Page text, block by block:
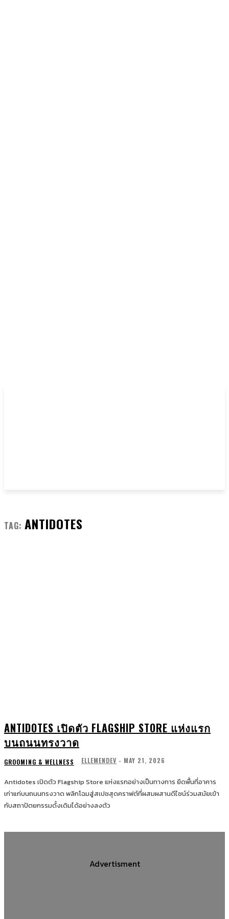
TAG: ANTIDOTES
ANTIDOTES เปิดตัว FLAGSHIP STORE แห่งแรก
บนถนนทรงวาด
GROOMING & WELLNESS ELLEMENDEV - MAY 21, 2026
Antidotes เปิดตัว Flagship Store แห่งแรกอย่างเป็นทางการ ยึดพื้นที่อาคาร
เก่าแก่บนถนนทรงวาด พลิกโฉมสู่สเปซสุดคราฟต์ที่ผสมผสานดีไซน์ร่วมสมัยเข้า
กับสถาปัตยกรรมดั้งเดิมได้อย่างลงตัว
Advertisment